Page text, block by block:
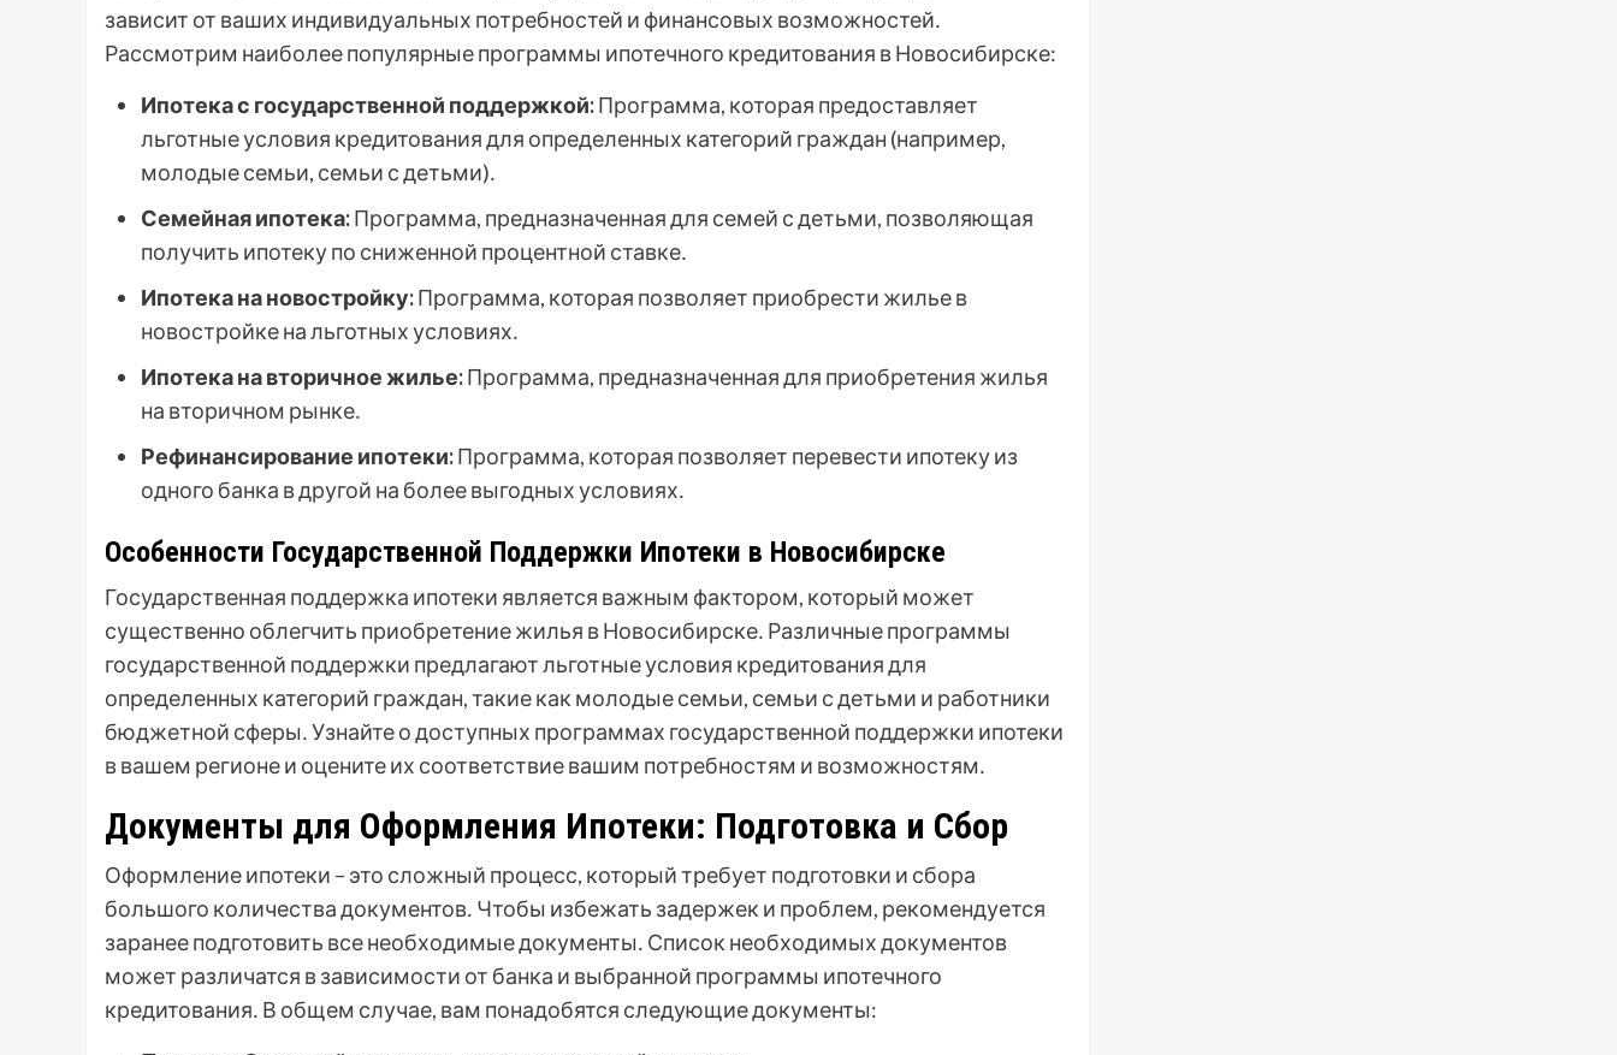
зависит от ваших индивидуальных потребностей и финансовых возможностей․
Рассмотрим наиболее популярные программы ипотечного кредитования в Новосибирске:
Ипотека с государственной поддержкой:Программа, которая предоставляет
льготные условия кредитования для определенных категорий граждан (например,
молодые семьи, семьи с детьми)․
Семейная ипотека:Программа, предназначенная для семей с детьми, позволяющая
получить ипотеку по сниженной процентной ставке․
Ипотека на новостройку:Программа, которая позволяет приобрести жилье в
новостройке на льготных условиях․
Ипотека на вторичное жилье:Программа, предназначенная для приобретения жилья
на вторичном рынке․
Рефинансирование ипотеки:Программа, которая позволяет перевести ипотеку из
одного банка в другой на более выгодных условиях․
Особенности Государственной Поддержки Ипотеки в Новосибирске
Государственная поддержка ипотеки является важным фактором, который может
существенно облегчить приобретение жилья в Новосибирске․ Различные программы
государственной поддержки предлагают льготные условия кредитования для
определенных категорий граждан, такие как молодые семьи, семьи с детьми и работники
бюджетной сферы․ Узнайте о доступных программах государственной поддержки ипотеки
в вашем регионе и оцените их соответствие вашим потребностям и возможностям․
Документы для Оформления Ипотеки: Подготовка и Сбор
Оформление ипотеки – это сложный процесс, который требует подготовки и сбора
большого количества документов․ Чтобы избежать задержек и проблем, рекомендуется
заранее подготовить все необходимые документы․ Список необходимых документов
может различатся в зависимости от банка и выбранной программы ипотечного
кредитования․ В общем случае, вам понадобятся следующие документы: